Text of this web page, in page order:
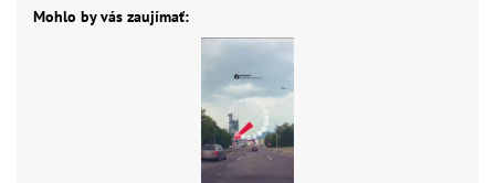
Mohlo by vás zaujímať: